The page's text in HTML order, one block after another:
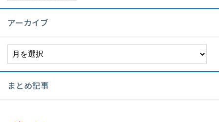
アーカイブ
まとめ記事